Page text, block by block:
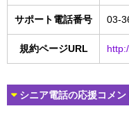
サポート電話番号 03-
規約ページURL
シニア電話の応援コメン